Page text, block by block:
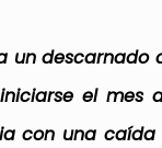
un
el
con una